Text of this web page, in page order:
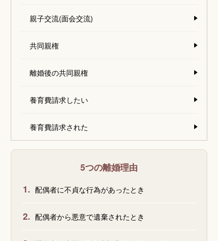
親子交流(面会交流)
共同親権
離婚後の共同親権
養育費請求したい
養育費請求された
5つの離婚理由
1. 配偶者に不貞な行為があったとき
2. 配偶者から悪意で遺棄されたとき